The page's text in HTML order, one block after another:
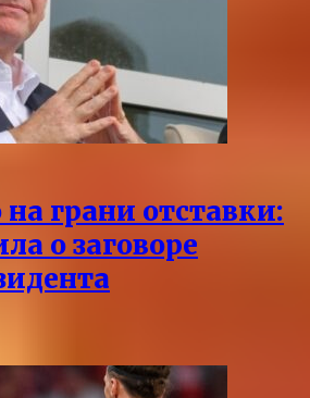
грани отставки:
о заговоре